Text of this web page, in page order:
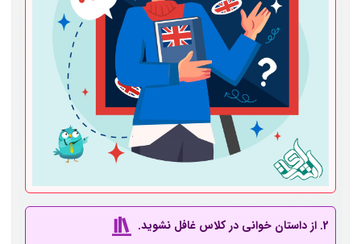
2. از داستان خوانی در کلاس غافل نشوید.